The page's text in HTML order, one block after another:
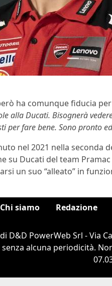
ha comunque fiducia
alla Ducati. Bisognerà
per fare bene. Sono pronto
nel 2021 nella seconda
su Ducati del team
un suo “alleato” in
Chi siamo Redazione
PowerWeb Srl - Via
alcuna periodicità.